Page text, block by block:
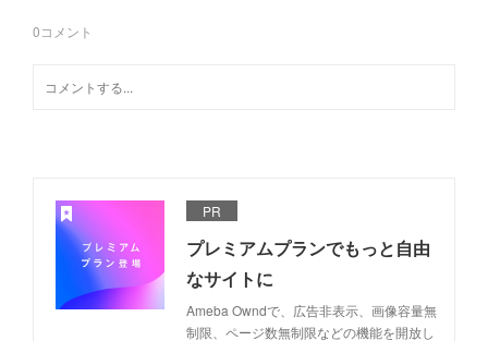
0コメント
PR
プレミアムプランでもっと自由
なサイトに
Ameba Owndで、広告非表示、画像容量無
制限、ページ数無制限などの機能を開放し